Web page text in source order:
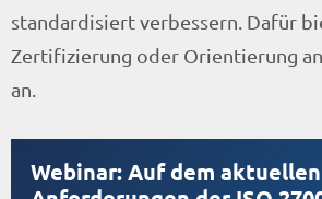
standardisiert verbessern. Dafür
Zertifizierung oder Orientierung an
an.
Webinar: Auf dem